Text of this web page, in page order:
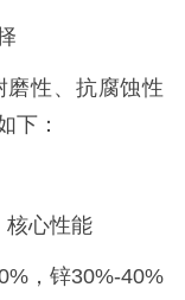
磨性、抗腐蚀性
下：
核心性能
，锌30%-40%